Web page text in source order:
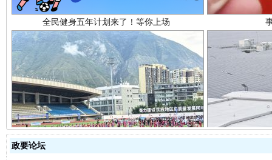
阿坝州三大球赛在茂县开幕 规模
政要论坛